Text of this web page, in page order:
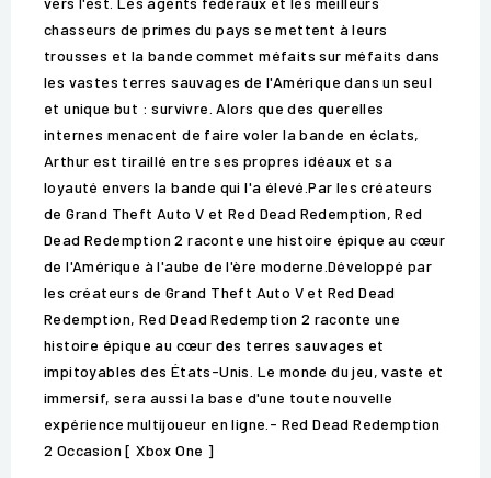
chasseurs de primes du pays se mettent à leurs
trousses et la bande commet méfaits sur méfaits dans
les vastes terres sauvages de l'Amérique dans un seul
et unique but : survivre. Alors que des querelles
internes menacent de faire voler la bande en éclats,
Arthur est tiraillé entre ses propres idéaux et sa
loyauté envers la bande qui l'a élevé.Par les créateurs
de Grand Theft Auto V et Red Dead Redemption, Red
Dead Redemption 2 raconte une histoire épique au cœur
de l'Amérique à l'aube de l'ère moderne.Développé par
les créateurs de Grand Theft Auto V et Red Dead
Redemption, Red Dead Redemption 2 raconte une
histoire épique au cœur des terres sauvages et
impitoyables des États-Unis. Le monde du jeu, vaste et
immersif, sera aussi la base d'une toute nouvelle
expérience multijoueur en ligne.- Red Dead Redemption
2 Occasion [ Xbox One ]